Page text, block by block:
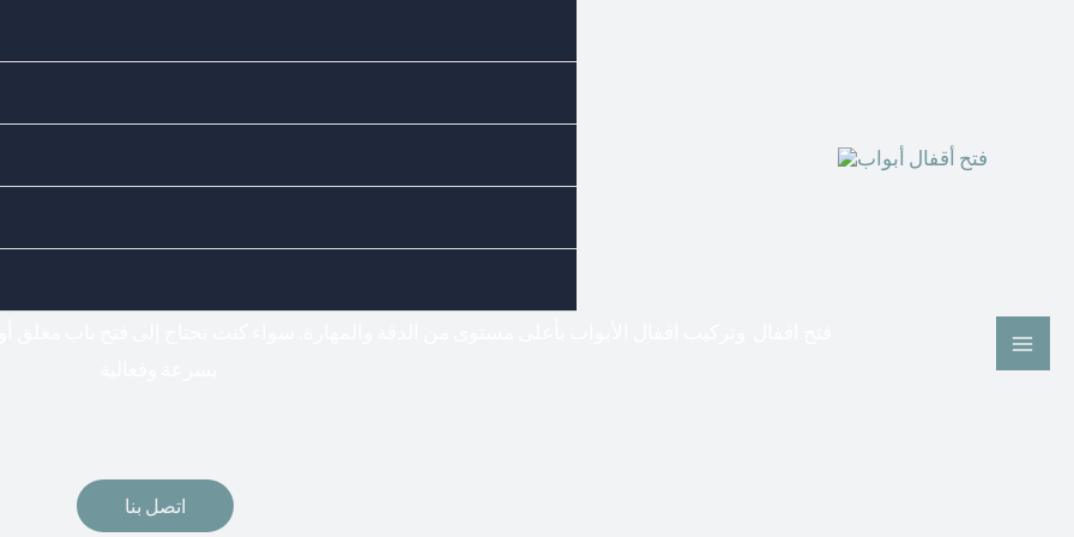
Doors Locks - اختيارك المناسب لفتح وتركيب جميع أنواع الأقفال
فتح اقفال وتركيب اقفال الأبواب بأعلى مستوى من الدقة والمهارة. سواء كنت تحتاج إلى فتح باب مغلق
اتصل بنا